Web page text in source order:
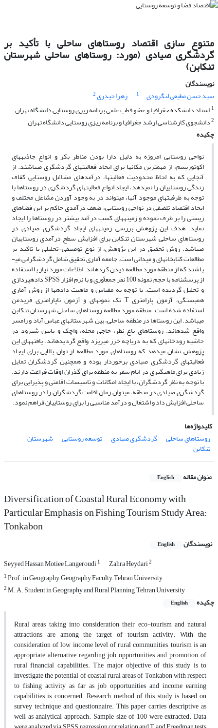
متنوع سازی اقتصاد روستاهای ساحلی با تأکید بر
گردشگری صیادی (مورد: روستاهای ساحلی شهرستان
تنکابن)
نویسندگان
سید حسن مطیعی لنگرودی
1 زهرا حیدری2
1استاد دانشکده جغرافیا و عضو قطب علمی برنامه ریزی روستایی دانشگاه تهران
2دانشجوی کارشناسی ارشد جغرافیا و برنامه ریزی روستایی دانشگاه تهران
چکیده
نواحی روستایی امروزه به دلیل دارا بودن مناظر بکر و انواع جاذبه­های
اکوتوریسم، از مهمترین مکان­ها برای ایجاد فعالیت­های گردشگری می­باشند. از
آنجایی که به لحاظ محدودیت فعالیت­ها، درآمدهای مشاغل روستایی کفاف
زندگی روستاییان را نمی­دهد، ایجاد انواع فعالیت­های گردشگری در روستاها با
توجه به ظرفیت­های موجود آنها، می­تواند در به وجود آوردن مشاغل مختلف و
ایجاد اقتصاد تلفیقی در نواحی روستایی، ضعف درآمدی حاکم بر این فضاهای
زیستی را بر طرف نموده و زمینه­های کسب درآمد بیشتر در روستاها را ایجاد
نماید. هدف این پژوهش بررسی زمینه­های ایجاد گردشگری صیادی در
روستاهای ساحلی شهرستان تنکابن برای افزایش سطح درآمدی روستاییان
می­باشد. روش تحقیق در این پژوهش، از نوع توصیفی-تحلیلی با تاکید بر
مطالعات کتابخانه­ای و میدانی است. جامعه آماری تحقیق شامل گردشگرانی می­
باشند که از منطقه مورد مطالعه دیدن کرده­اند. اطلاعات مورد نیاز با استفاده
از پرسشنامه با حجم نمونه 100 نفر جمع­آوری و با نرم افزار SPSS داده­پردازی
و تحلیل گردیده است. با توجه به مقیاس و ماهیت داده­ها از روش آماری
همبستگی، آزمون پارامتری T تک نمونه­ای و آزمون ناپارامتری فریدمن
استفاده شده است. منطقه مورد مطالعه روستاهای ساحلی شهرستان تنکابن
می­باشد. این روستاها در منطقه ساحلی، بین شهرستانهای عباس آباد و رامسر
واقع شده­اند. روستاهای باغ نظر، حاجی محله، واچک و پایین شیرود در
حاشیه رودخانه­ای که به دریاچه خزر می­ریزد واقع گردیده­اند. یافته­های این
پژوهش نشان می­دهد که روستاهای مورد مطالعه از توان بالایی برای ایجاد
فعالیت­های گردشگری صیادی برخوردار بوده و همچنین گردشگران تمایل
زیادی برای ماهیگیری در ایام سفر به منطقه برای گذران اوقات فراغت دارند.
با توجه به نظر گردشگران، با ایجاد امکانات و تاسیسات اقامتی و پذیرایی برای
گردشگری صیادی در منطقه، می­توان زمان اقامت گردشگران را در روستاهای
ساحلی افزایش داد و اشتغال و درآمد مناسبی را برای روستاییان فراهم نمود.
کلیدواژه‌ها
روستاهای ساحلی
گردشگری صیادی توسعه روستایی شهرستان
تنکابن
عنوان مقاله English
Diversification of Coastal Rural Economy with
Particular Emphasis on Fishing Tourism Study Area:
Tonkabon
نویسندگان English
Seyyed Hassan Motiee Langeroudi1 Zahra Heydari2
1Prof. in Geography, Geography Faculty, Tehran University
2M. A. Student in Geography and Rural Planning, Tehran University
چکیده
English
Rural areas taking into consideration their eco-tourism and natural
attractions are among the target of tourism activity. With the
consideration of low income level of rural communities, tourism is an
appropriate alternative regarding job opportunities and promotion of
rural financial capabilities. The major objective of this study is to
investigate the potential of coastal rural areas of Tonkabon with respect
to fishing activity as far as job opportunities and income earning
capabilities is concerned. Research method of this study is based on
survey technique and questionnaire. This paper carries descriptive as
well as analytical approach. Sample size of 100 were extracted. Data